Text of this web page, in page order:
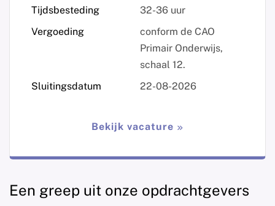
Bekijk vacature
Tijdsbesteding
32-36 uur
Vergoeding
conform de CAO
Primair Onderwijs,
schaal 12.
Sluitingsdatum
22-08-2026
Een greep uit onze opdrachtgevers